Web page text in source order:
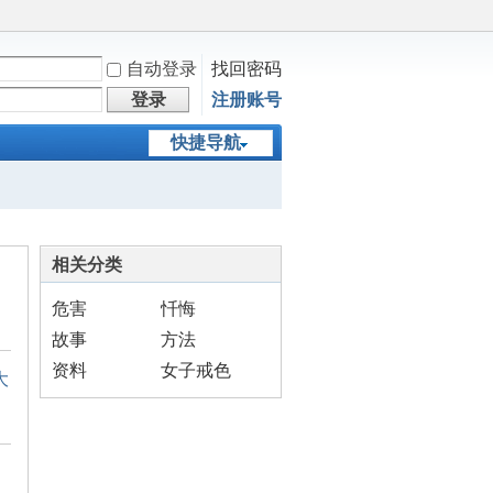
自动登录
找回密码
登录
注册账号
快捷导航
相关分类
危害
忏悔
故事
方法
资料
女子戒色